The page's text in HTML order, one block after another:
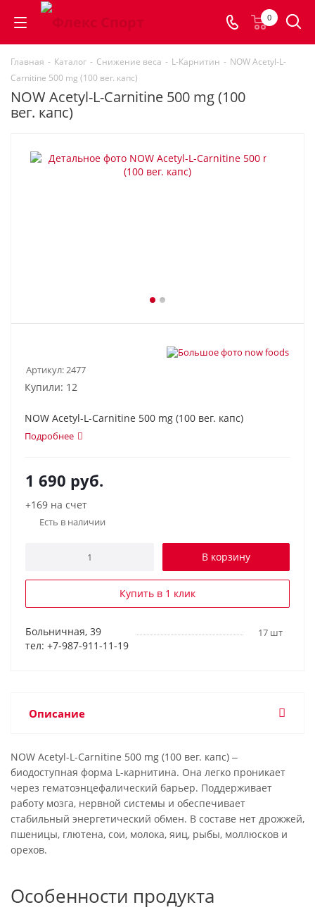
0
Главная - Каталог - Снижение веса - L-Карнитин - NOW Acetyl-L-
Carnitine 500 mg (100 вег. капс)
NOW Acetyl-L-Carnitine 500 mg (100
вег. капс)
Артикул:2477
Купили: 12
NOW Acetyl-L-Carnitine 500 mg (100 вег. капс)
Подробнее
1 690 руб.
+169 на счет
Есть в наличии
В корзину
Купить в 1 клик
Больничная, 39
тел: +7-987-911-11-19
17 шт
Описание
NOW Acetyl-L-Carnitine 500 mg (100 вег. капс) ‒
биодоступная форма L-карнитина. Она легко проникает
через гематоэнцефалический барьер. Поддерживает
работу мозга, нервной системы и обеспечивает
стабильный энергетический обмен. В составе нет дрожжей,
пшеницы, глютена, сои, молока, яиц, рыбы, моллюсков и
орехов.
Особенности продукта